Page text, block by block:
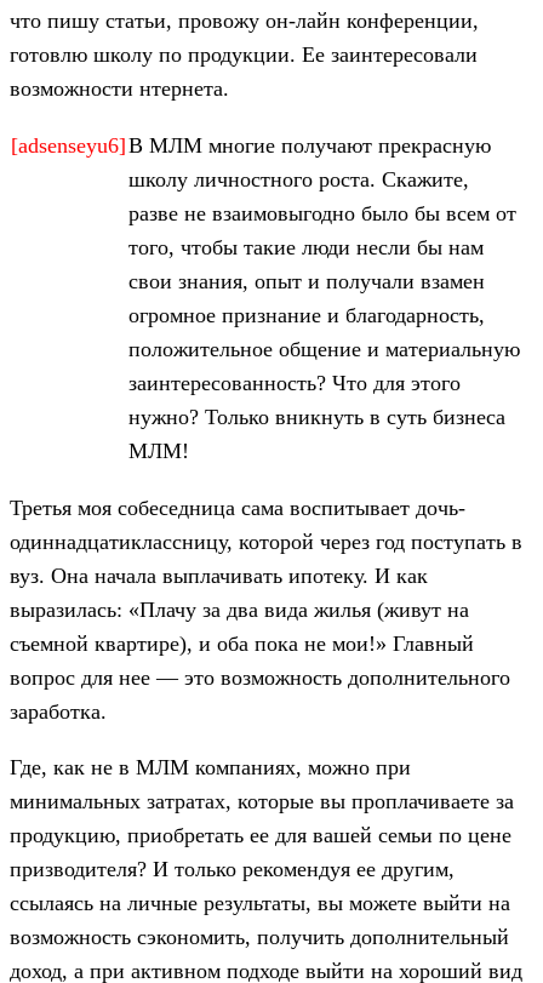
что пишу статьи, провожу он-лайн конференции,
готовлю школу по продукции. Ее заинтересовали
возможности нтернета.
[adsenseyu6]В МЛМ многие получают прекрасную
школу личностного роста. Скажите,
разве не взаимовыгодно было бы всем от
того, чтобы такие люди несли бы нам
свои знания, опыт и получали взамен
огромное признание и благодарность,
положительное общение и материальную
заинтересованность? Что для этого
нужно? Только вникнуть в суть бизнеса
МЛМ!
Третья моя собеседница сама воспитывает дочь-
одиннадцатиклассницу, которой через год поступать в
вуз. Она начала выплачивать ипотеку. И как
выразилась: «Плачу за два вида жилья (живут на
съемной квартире), и оба пока не мои!» Главный
вопрос для нее — это возможность дополнительного
заработка.
Где, как не в МЛМ компаниях, можно при
минимальных затратах, которые вы проплачиваете за
продукцию, приобретать ее для вашей семьи по цене
призводителя? И только рекомендуя ее другим,
ссылаясь на личные результаты, вы можете выйти на
возможность сэкономить, получить дополнительный
доход, а при активном подходе выйти на хороший вид